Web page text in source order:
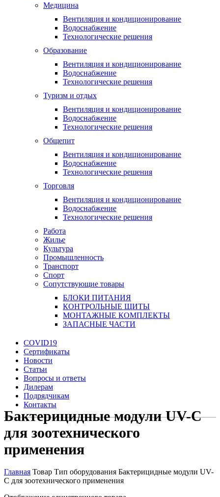
Медицина
Вентиляция и кондиционирование
Водоснабжение
Технологические решения
Образование
Вентиляция и кондиционирование
Водоснабжение
Технологические решения
Туризм и отдых
Вентиляция и кондиционирование
Водоснабжение
Технологические решения
Общепит
Вентиляция и кондиционирование
Водоснабжение
Технологические решения
Торговля
Вентиляция и кондиционирование
Водоснабжение
Технологические решения
Работа
Жилье
Культура
Промышленность
Транспорт
Спорт
Сопутствующие товары
БЛОКИ ПИТАНИЯ
КОНТРОЛЬНЫЕ ЩИТЫ
МОНТАЖНЫЕ КОМПЛЕКТЫ
ЗАПАСНЫЕ ЧАСТИ
COVID19
Сертификаты
Новости
Статьи
Вопросы и ответы
Дилерам
Подрядчикам
Контакты
Бактерицидные модули UV-C
для зоотехнического
применения
Главная Товар Тип оборудования Бактерицидные модули UV-
C для зоотехнического применения